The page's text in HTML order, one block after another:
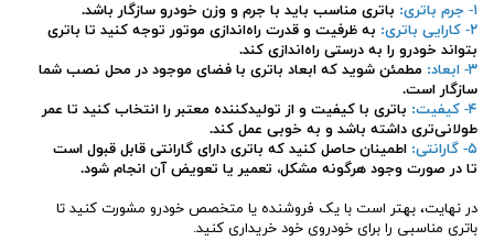
۱- جرم باتری:
باتری مناسب باید با جرم و وزن خودرو سازگار باشد.
۲- کارایی باتری:
به ظرفیت و قدرت راه‌اندازی موتور توجه کنید تا باتری
بتواند خودرو را به درستی راه‌اندازی کند.
۳- ابعاد:
مطمئن شوید که ابعاد باتری با فضای موجود در محل نصب شما
سازگار است.
۴- کیفیت:
باتری با کیفیت و از تولیدکننده معتبر را انتخاب کنید تا عمر
طولانی‌تری داشته باشد و به خوبی عمل کند.
۵- گارانتی:
اطمینان حاصل کنید که باتری دارای گارانتی قابل قبول است
تا در صورت وجود هرگونه مشکل، تعمیر یا تعویض آن انجام شود.
در نهایت، بهتر است با یک فروشنده یا متخصص خودرو مشورت کنید تا
باتری مناسبی را برای خودروی خود خریداری کنید.